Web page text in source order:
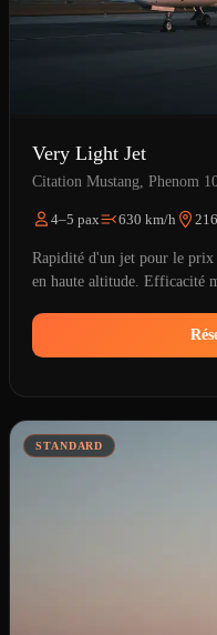
Very Light Jet
Citation Mustang, Phenom
4–5 pax 630 km/h
Rapidité d'un jet pour le prix
en haute altitude. Efficacité
STANDARD